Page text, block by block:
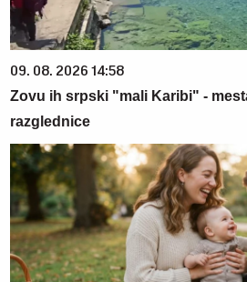
09. 08. 2026 14:58
Zovu ih srpski "mali Karibi" -
razglednice